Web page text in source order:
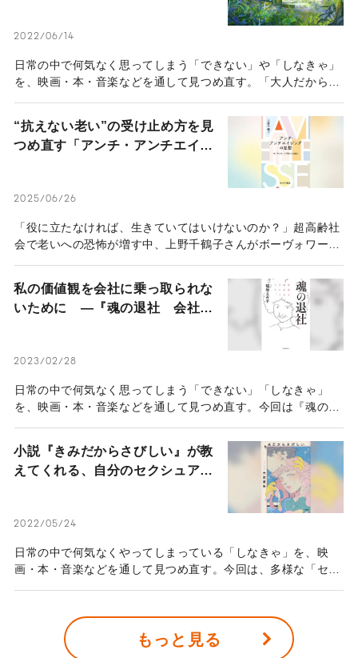
2022/06/14
日常の中で何気なく思ってしまう「できない」や「しなきゃ」
を、映画・本・音楽などを通して見つめ直す。「大人だからし
てしまったことはないだろうか。「もう大人なんだから……」
と世間のいう「大人像」に合わせなきゃと自分を苦しめている
人には、ぜひ映画『言の葉の庭』を見てほしい。
“抗えない老い”の受け止め方を見
つめ直す「アンチ・アンチエイジ
2025/06/26
「役に立たなければ、生きていてはいけないのか？」超高齢社
会で老いへの恐怖が増す中、上野千鶴子さんがボーヴォワール
を持って生きるとはどういうことか。全世代で考えたい、生き
方のヒントが詰まった一冊をご紹介。
私の価値観を会社に乗っ取られな
いために ―『魂の退社 会社を
2023/02/28
日常の中で何気なく思ってしまう「できない」「しなきゃ」
を、映画・本・音楽などを通して見つめ直す。今回は『魂の退
社）から、会社と働くことについて考えます。
小説『きみだからさびしい』が教
えてくれる、自分のセクシュアリ
2022/05/24
日常の中で何気なくやってしまっている「しなきゃ」を、映
画・本・音楽などを通して見つめ直す。今回は、多様な「セク
ないだろうか。筆者も恋愛小説は苦手な方だ。恋愛は、感情的
に自由にするもののようでいて、実際には社会の決めた「しな
きゃ」との結びつきが強い。当然、物語の中でも、男女の恋
もっと見る